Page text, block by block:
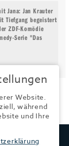
Jana: Jan Krauter
Tiefgang begeistert
ZDF-Komödie
Serie "Das
Website.
während
und Ihre